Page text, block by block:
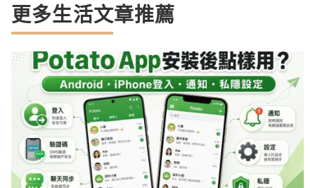
更多生活文章推薦